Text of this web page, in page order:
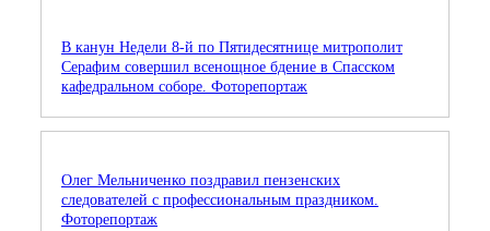
В канун Недели 8-й по Пятидесятнице митрополит
Серафим совершил всенощное бдение в Спасском
кафедральном соборе. Фоторепортаж
Олег Мельниченко поздравил пензенских
следователей с профессиональным праздником.
Фоторепортаж